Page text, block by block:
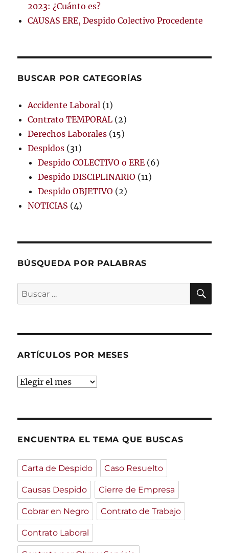
2023: ¿Cuánto es?
CAUSAS ERE, Despido Colectivo Procedente
BUSCAR POR CATEGORÍAS
Accidente Laboral (1)
Contrato TEMPORAL (2)
Derechos Laborales (15)
Despidos (31)
Despido COLECTIVO o ERE (6)
Despido DISCIPLINARIO (11)
Despido OBJETIVO (2)
NOTICIAS (4)
BÚSQUEDA POR PALABRAS
Buscar
por:
ARTÍCULOS POR MESES
ARTÍCULOS
ENCUENTRA EL TEMA QUE BUSCAS
Carta de Despido Caso Resuelto
Causas Despido Cierre de Empresa
Cobrar en Negro Contrato de Trabajo
Contrato Laboral